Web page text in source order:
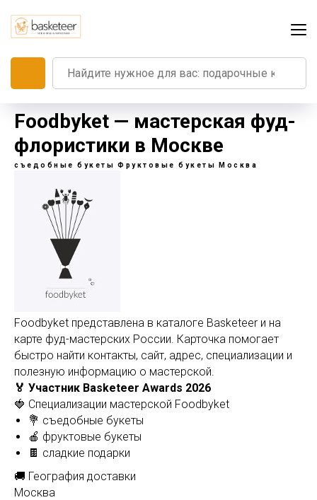
Foodbyket — мастерская фуд-
флористики в Москве
съедобные букеты Фруктовые букеты Москва
Foodbyket представлена в каталоге Basketeer и на
карте фуд-мастерских России. Карточка помогает
быстро найти контакты, сайт, адрес, специализации и
полезную информацию о мастерской.
🏅 Участник Basketeer Awards 2026
🍓 Специализации мастерской Foodbyket
💐 съедобные букеты
🍎 фруктовые букеты
🍫 сладкие подарки
🚚 География доставки
Москва